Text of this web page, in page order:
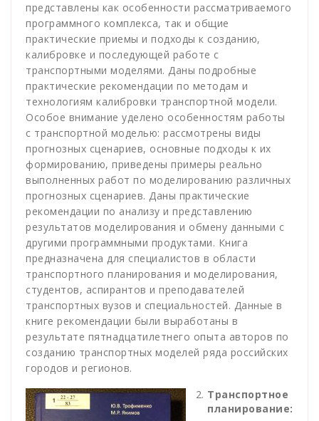
представлены как особенности рассматриваемого
программного комплекса, так и общие
практические приемы и подходы к созданию,
калибровке и последующей работе с
транспортными моделями. Даны подробные
практические рекомендации по методам и
технологиям калибровки транспортной модели.
Особое внимание уделено особенностям работы
с транспортной моделью: рассмотрены виды
прогнозных сценариев, основные подходы к их
формированию, приведены примеры реально
выполненных работ по моделированию различных
прогнозных сценариев. Даны практические
рекомендации по анализу и представлению
результатов моделирования и обмену данными с
другими программными продуктами. Книга
предназначена для специалистов в области
транспортного планирования и моделирования,
студентов, аспирантов и преподавателей
транспортных вузов и специальностей. Данные в
книге рекомендации были выработаны в
результате пятнадцатилетнего опыта авторов по
созданию транспортных моделей ряда российских
городов и регионов.
Транспортное
планирование: